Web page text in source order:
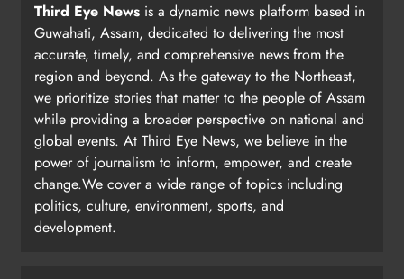
Third Eye News is a dynamic news platform based in
Guwahati, Assam, dedicated to delivering the most
accurate, timely, and comprehensive news from the
region and beyond. As the gateway to the Northeast,
we prioritize stories that matter to the people of Assam
while providing a broader perspective on national and
global events. At Third Eye News, we believe in the
power of journalism to inform, empower, and create
change.We cover a wide range of topics including
politics, culture, environment, sports, and
development.